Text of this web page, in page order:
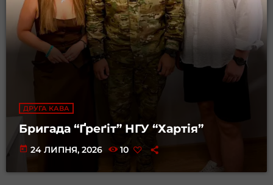
ДРУГА КАВА
Бригада “Ґреґіт” НГУ “Хартія”
today 24 ЛИПНЯ, 2026 10